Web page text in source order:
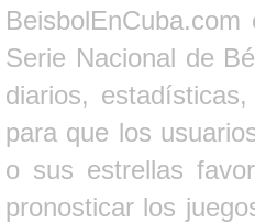
Serie Nacional de
diarios,
para que los
o sus estrellas
pronosticar los